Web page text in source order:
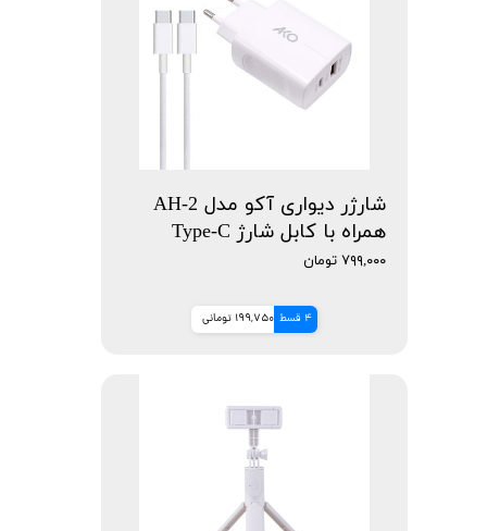
شارژر دیواری آکو مدل AH-2
همراه با کابل شارژ Type-C
۷۹۹,۰۰۰ تومان
4 قسط 199,750 تومانی